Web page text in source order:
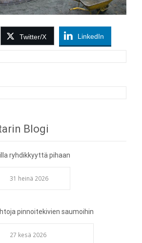
Twitter/X LinkedIn
Blogi
ryhdikkyyttä pihaan
31 heinä 2026
pinnoitekivien saumoihin
27 kesä 2026